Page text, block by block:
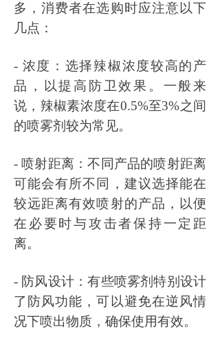
多，消费者在选购时应注意以下
几点：
- 浓度：选择辣椒浓度较高的产
品，以提高防卫效果。一般来
说，辣椒素浓度在0.5%至3%之间
的喷雾剂较为常见。
- 喷射距离：不同产品的喷射距离
可能会有所不同，建议选择能在
较远距离有效喷射的产品，以便
在必要时与攻击者保持一定距
离。
- 防风设计：有些喷雾剂特别设计
了防风功能，可以避免在逆风情
况下喷出物质，确保使用有效。